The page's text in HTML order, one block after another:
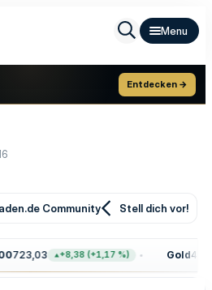
Entdecken →
Community Stell dich vor!
723,03 +8,38 (+1,17 %) Gold